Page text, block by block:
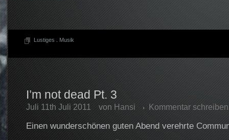
Lustiges Musik
I’m not dead Pt. 3
Juli 11th Juli 2011 von Hansi Kommentar schreiben
Einen wunderschönen guten Abend verehrte